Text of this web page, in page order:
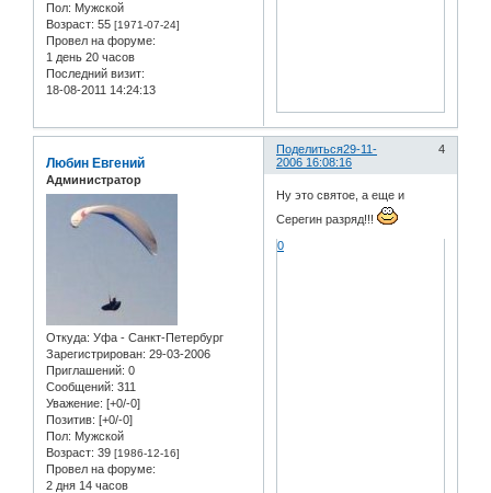
Пол: Мужской
Возраст: 55 [1971-07-24]
Провел на форуме:
1 день 20 часов
Последний визит:
18-08-2011 14:24:13
Поделиться 4
29-11-
2006 16:08:16
Любин Евгений
Администратор
Откуда: Уфа - Санкт-Петербург
Зарегистрирован: 29-03-2006
Приглашений: 0
Сообщений: 311
Уважение: [+0/-0]
Позитив: [+0/-0]
Пол: Мужской
Возраст: 39 [1986-12-16]
Провел на форуме:
2 дня 14 часов
Ну это святое, а еще и
Серегин разряд!!!
0